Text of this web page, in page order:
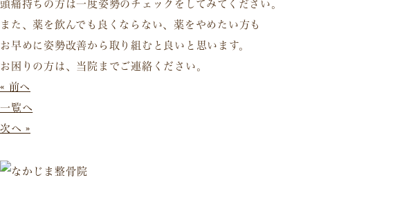
頭痛持ちの方は一度姿勢のチェックをしてみてください。
また、薬を飲んでも良くならない、薬をやめたい方も
お早めに姿勢改善から取り組むと良いと思います。
お困りの方は、当院までご連絡ください。
« 前へ
一覧へ
次へ »